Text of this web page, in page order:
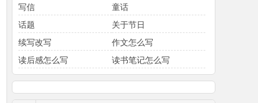
写信
童话
话题
关于节日
续写改写
作文怎么写
读后感怎么写
读书笔记怎么写